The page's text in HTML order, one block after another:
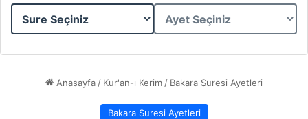
Sure
Ayet
Anasayfa / Kur'an-ı Kerim / Bakara Suresi Ayetleri
Bakara Suresi Ayetleri